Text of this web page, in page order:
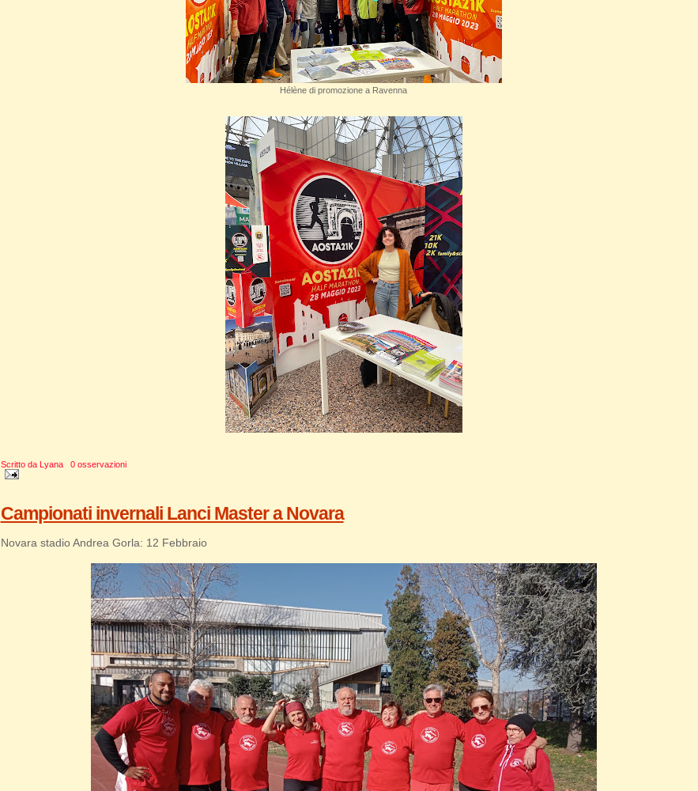
Hélène di promozione a Ravenna
Scritto da Lyana 0 osservazioni
Campionati invernali Lanci Master a Novara
Novara stadio Andrea Gorla: 12 Febbraio